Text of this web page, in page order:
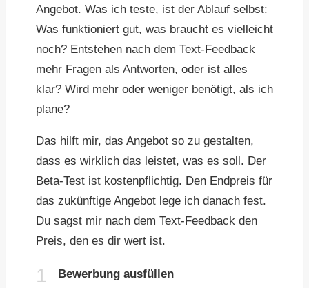
Angebot. Was ich teste, ist der Ablauf selbst:
Was funktioniert gut, was braucht es vielleicht
noch? Entstehen nach dem Text-Feedback
mehr Fragen als Antworten, oder ist alles
klar? Wird mehr oder weniger benötigt, als ich
plane?
Das hilft mir, das Angebot so zu gestalten,
dass es wirklich das leistet, was es soll. Der
Beta-Test ist kostenpflichtig. Den Endpreis für
das zukünftige Angebot lege ich danach fest.
Du sagst mir nach dem Text-Feedback den
Preis, den es dir wert ist.
1 Bewerbung ausfüllen